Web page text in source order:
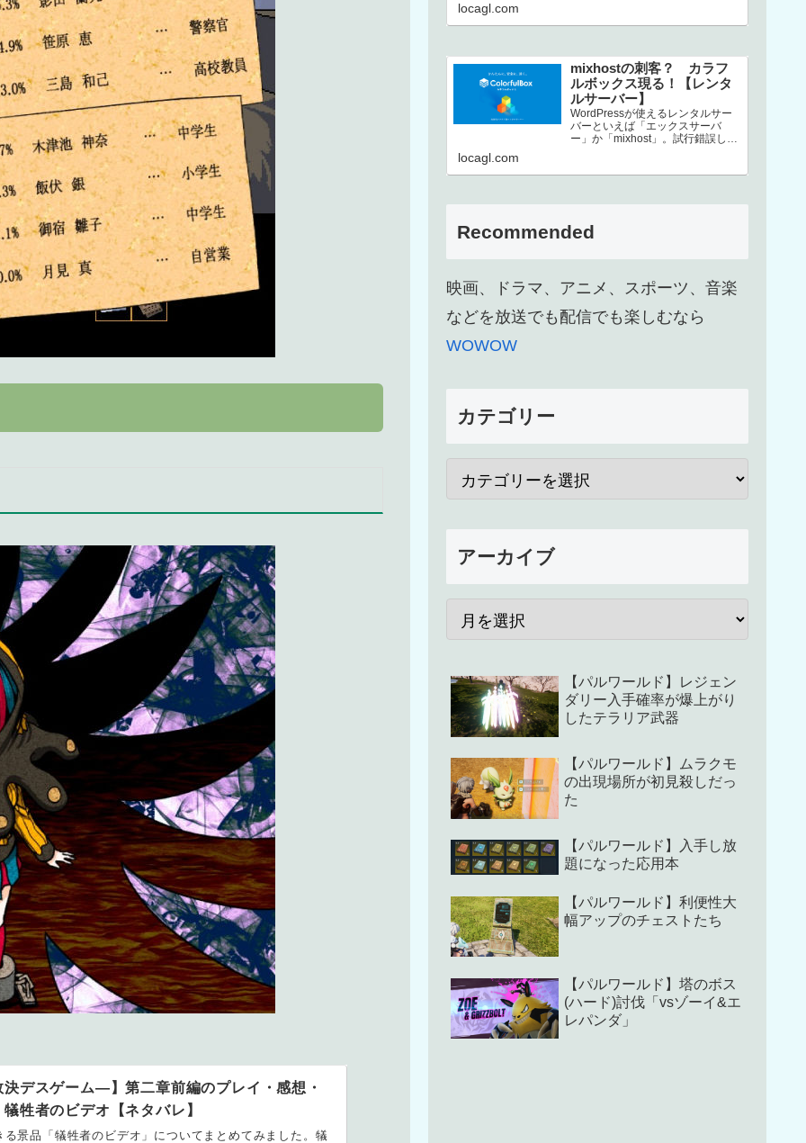
デスゲーム―】第二章前編のプレイ・感想・
牲者のビデオ【ネタバレ】
景品「犠牲者のビデオ」についてまとめてみました。犠
フ…
locagl.com
mixhostの刺客？ カラフ
ルボックス現る！【レンタ
ルサーバー】
WordPressが使えるレンタルサー
バーといえば「エックスサーバ
ー」か「mixhost」。試行錯誤した
locagl.com
Recommended
映画、ドラマ、アニメ、スポーツ、音楽
などを放送でも配信でも楽しむなら
WOWOW
カテゴリー
アーカイブ
【パルワールド】レジェン
ダリー入手確率が爆上がり
したテラリア武器
【パルワールド】ムラクモ
の出現場所が初見殺しだっ
た
【パルワールド】入手し放
題になった応用本
【パルワールド】利便性大
幅アップのチェストたち
【パルワールド】塔のボス
(ハード)討伐「vsゾーイ&エ
レパンダ」